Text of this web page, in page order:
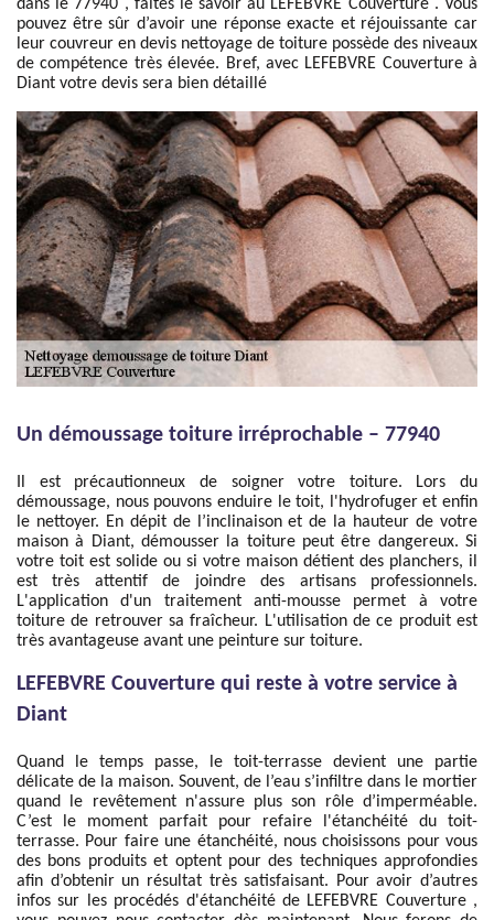
dans le 77940 , faites le savoir au LEFEBVRE Couverture . Vous
pouvez être sûr d’avoir une réponse exacte et réjouissante car
leur couvreur en devis nettoyage de toiture possède des niveaux
de compétence très élevée. Bref, avec LEFEBVRE Couverture à
Diant votre devis sera bien détaillé
Un démoussage toiture irréprochable – 77940
Il est précautionneux de soigner votre toiture. Lors du
démoussage, nous pouvons enduire le toit, l'hydrofuger et enfin
le nettoyer. En dépit de l’inclinaison et de la hauteur de votre
maison à Diant, démousser la toiture peut être dangereux. Si
votre toit est solide ou si votre maison détient des planchers, il
est très attentif de joindre des artisans professionnels.
L'application d'un traitement anti-mousse permet à votre
toiture de retrouver sa fraîcheur. L'utilisation de ce produit est
très avantageuse avant une peinture sur toiture.
LEFEBVRE Couverture qui reste à votre service à
Diant
Quand le temps passe, le toit-terrasse devient une partie
délicate de la maison. Souvent, de l’eau s’infiltre dans le mortier
quand le revêtement n'assure plus son rôle d’imperméable.
C’est le moment parfait pour refaire l'étanchéité du toit-
terrasse. Pour faire une étanchéité, nous choisissons pour vous
des bons produits et optent pour des techniques approfondies
afin d’obtenir un résultat très satisfaisant. Pour avoir d’autres
infos sur les procédés d'étanchéité de LEFEBVRE Couverture ,